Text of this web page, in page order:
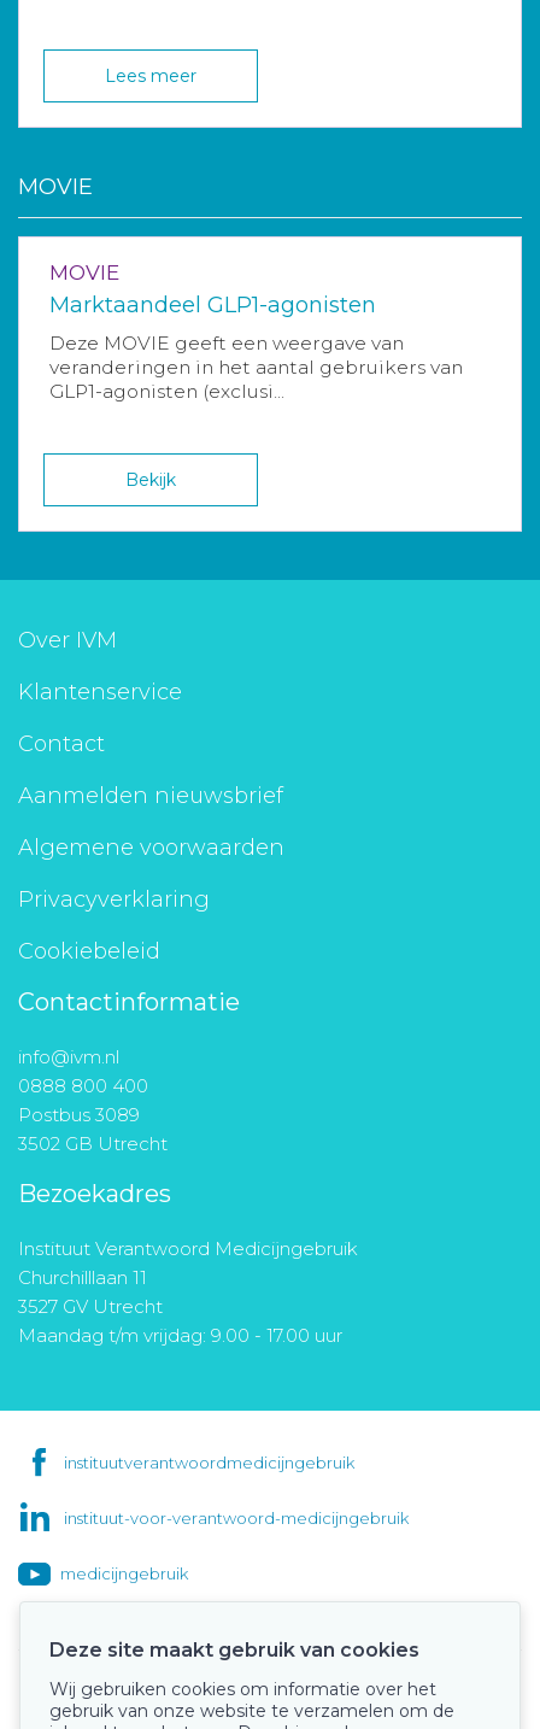
Lees meer
MOVIE
MOVIE
Marktaandeel GLP1-agonisten
Deze MOVIE geeft een weergave van
veranderingen in het aantal gebruikers van
GLP1-agonisten (exclusi...
Bekijk
Over IVM
Klantenservice
Contact
Aanmelden nieuwsbrief
Algemene voorwaarden
Privacyverklaring
Cookiebeleid
Contactinformatie
info@ivm.nl
0888 800 400
Postbus 3089
3502 GB Utrecht
Bezoekadres
Instituut Verantwoord Medicijngebruik
Churchilllaan 11
3527 GV Utrecht
Maandag t/m vrijdag: 9.00 - 17.00 uur
instituutverantwoordmedicijngebruik
instituut-voor-verantwoord-medicijngebruik
medicijngebruik
Onze keurmerken
Deze site maakt gebruik van cookies
Wij gebruiken cookies om informatie over het
gebruik van onze website te verzamelen om de